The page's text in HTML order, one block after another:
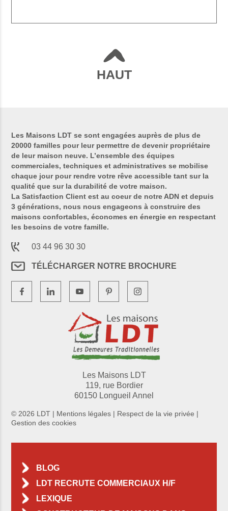
HAUT
Les Maisons LDT se sont engagées auprès de plus de
20000 familles pour leur permettre de devenir propriétaire
de leur maison neuve. L’ensemble des équipes
commerciales, techniques et administratives se mobilise
chaque jour pour rendre votre rêve accessible tant sur la
qualité que sur la durabilité de votre maison.
La Satisfaction Client est au coeur de notre ADN et depuis
3 générations, nous nous engageons à construire des
maisons confortables, économes en énergie en respectant
les besoins de votre famille.
03 44 96 30 30
TÉLÉCHARGER NOTRE BROCHURE
Les Maisons LDT
119, rue Bordier
60150 Longueil Annel
© 2026 LDT | Mentions légales | Respect de la vie privée |
Gestion des cookies
BLOG
LDT RECRUTE COMMERCIAUX H/F
LEXIQUE